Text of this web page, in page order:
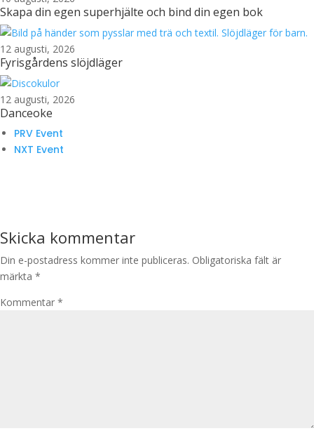
Skapa din egen superhjälte och bind din egen bok
12 augusti, 2026
Fyrisgårdens slöjdläger
12 augusti, 2026
Danceoke
PRV Event
NXT Event
Skicka kommentar
Din e-postadress kommer inte publiceras. Obligatoriska fält är
märkta *
Kommentar *